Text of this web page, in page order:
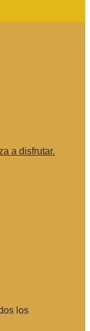
a disfrutar.
los